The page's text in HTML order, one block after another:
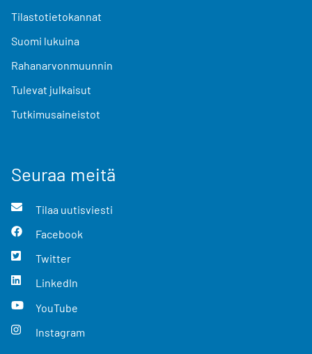
Tilastotietokannat
Suomi lukuina
Rahanarvonmuunnin
Tulevat julkaisut
Tutkimusaineistot
Seuraa meitä
Tilaa uutisviesti
Facebook
Twitter
LinkedIn
YouTube
Instagram